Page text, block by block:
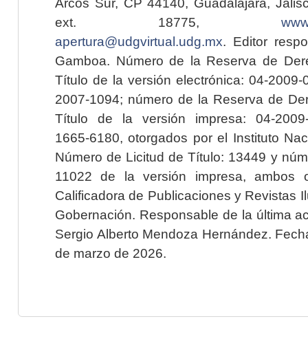
ext. 18775,
apertura@udgvirtual.udg.mx. Editor
Gamboa. Número de la Reserva de
Título de la versión electrónica: 04-2009-
2007-1094; número de la Reserva de
Título de la versión impresa: 04-2009-
1665-6180, otorgados por el Instituto
Número de Licitud de Título: 13449 y
11022 de la versión impresa, ambos
Calificadora de Publicaciones y Revistas
Gobernación. Responsable de la última
Sergio Alberto Mendoza Hernández.
de marzo de 2026.